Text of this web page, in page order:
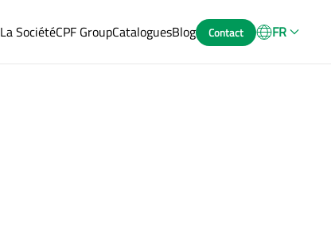
La SociétéCPF GroupCataloguesBlog Contact FR